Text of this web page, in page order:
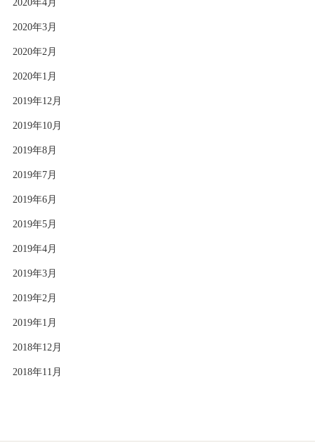
2020年4月
2020年3月
2020年2月
2020年1月
2019年12月
2019年10月
2019年8月
2019年7月
2019年6月
2019年5月
2019年4月
2019年3月
2019年2月
2019年1月
2018年12月
2018年11月